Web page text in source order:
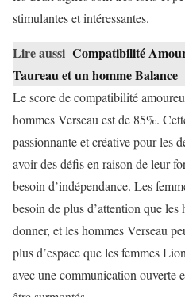
stimulantes et intéressantes.
Lire aussi Compatibilité
Taureau et un homme Balance
Le score de compatibilité
hommes Verseau est de 85%.
passionnante et créative pour les
avoir des défis en raison de leur
besoin d’indépendance. Les
besoin de plus d’attention que les
donner, et les hommes Verseau
plus d’espace que les femmes
avec une communication ouverte